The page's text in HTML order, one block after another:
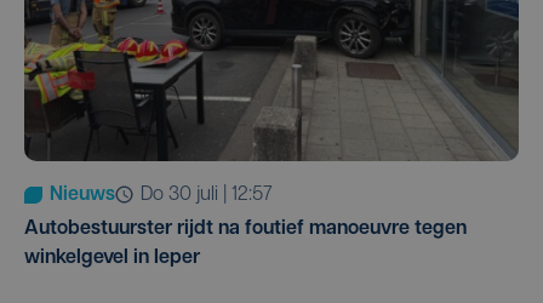
Nieuws
do 30 juli | 12:57
Autobestuurster rijdt na foutief manoeuvre tegen
winkelgevel in Ieper